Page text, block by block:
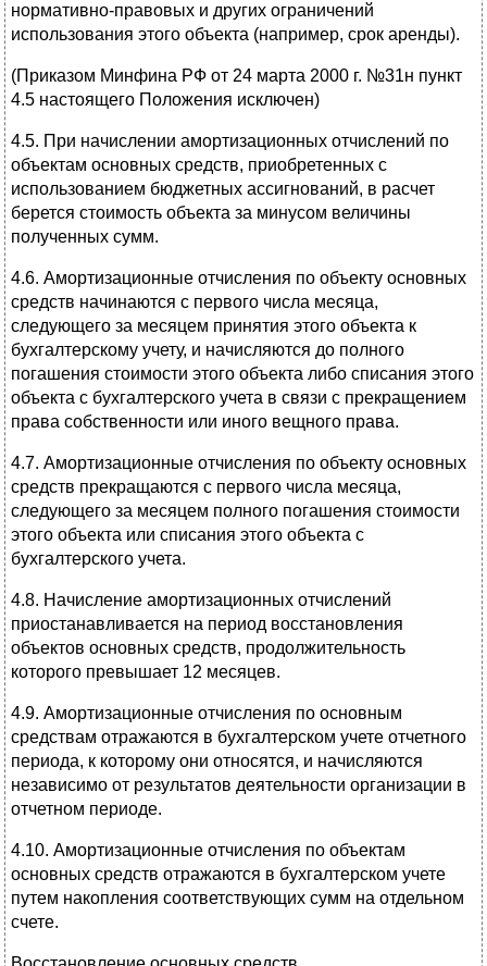
нормативно-правовых и других ограничений
использования этого объекта (например, срок аренды).
(Приказом Минфина РФ от 24 марта 2000 г. №31н пункт
4.5 настоящего Положения исключен)
4.5. При начислении амортизационных отчислений по
объектам основных средств, приобретенных с
использованием бюджетных ассигнований, в расчет
берется стоимость объекта за минусом величины
полученных сумм.
4.6. Амортизационные отчисления по объекту основных
средств начинаются с первого числа месяца,
следующего за месяцем принятия этого объекта к
бухгалтерскому учету, и начисляются до полного
погашения стоимости этого объекта либо списания этого
объекта с бухгалтерского учета в связи с прекращением
права собственности или иного вещного права.
4.7. Амортизационные отчисления по объекту основных
средств прекращаются с первого числа месяца,
следующего за месяцем полного погашения стоимости
этого объекта или списания этого объекта с
бухгалтерского учета.
4.8. Начисление амортизационных отчислений
приостанавливается на период восстановления
объектов основных средств, продолжительность
которого превышает 12 месяцев.
4.9. Амортизационные отчисления по основным
средствам отражаются в бухгалтерском учете отчетного
периода, к которому они относятся, и начисляются
независимо от результатов деятельности организации в
отчетном периоде.
4.10. Амортизационные отчисления по объектам
основных средств отражаются в бухгалтерском учете
путем накопления соответствующих сумм на отдельном
счете.